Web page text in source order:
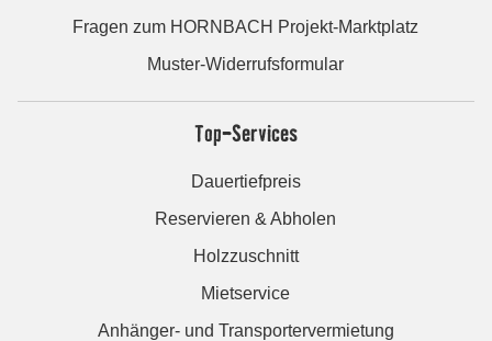
Fragen zum HORNBACH Projekt-Marktplatz
Muster-Widerrufsformular
Top-Services
Dauertiefpreis
Reservieren & Abholen
Holzzuschnitt
Mietservice
Anhänger- und Transportervermietung